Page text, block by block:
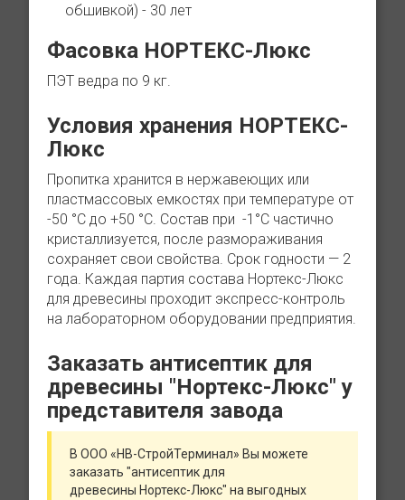
обшивкой) - 30 лет
Фасовка НОРТЕКС-Люкс
ПЭТ ведра по 9 кг.
Условия хранения НОРТЕКС-
Люкс
Пропитка хранится в нержавеющих или
пластмассовых емкостях при температуре от
-50 °С до +50 °С. Состав при -1°С частично
кристаллизуется, после размораживания
сохраняет свои свойства. Срок годности — 2
года. Каждая партия состава Нортекс-Люкс
для древесины проходит экспресс-контроль
на лабораторном оборудовании предприятия.
Заказать антисептик для
древесины "Нортекс-Люкс" у
представителя завода
В ООО «НВ-СтройТерминал» Вы можете
заказать "антисептик для
древесины Нортекс-Люкс" на выгодных